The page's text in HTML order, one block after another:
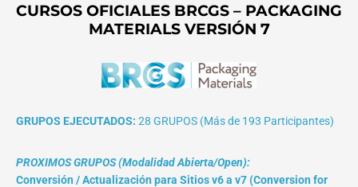
CURSOS OFICIALES BRCGS – PACKAGING
MATERIALS VERSIÓN 7
GRUPOS EJECUTADOS: 28 GRUPOS (Más de 193 Participantes)
PROXIMOS GRUPOS (Modalidad Abierta/Open):
Conversión / Actualización para Sitios v6 a v7 (Conversion for